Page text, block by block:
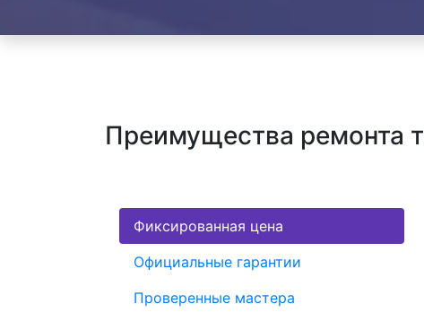
Преимущества ремонта
Фиксированная цена
Официальные гарантии
Проверенные мастера